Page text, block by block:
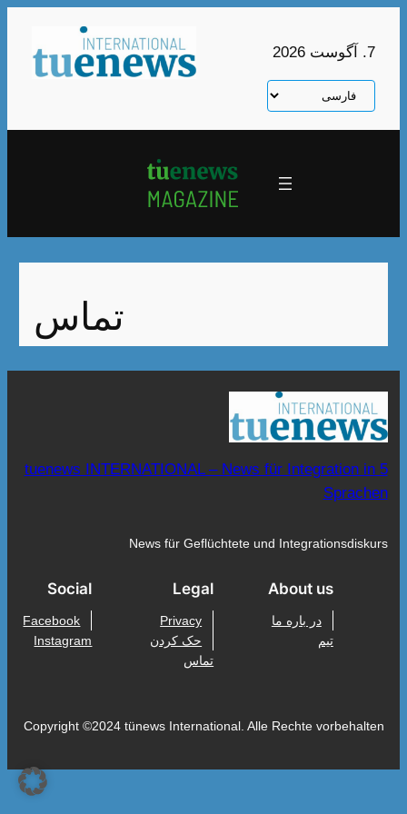
7. آگوست 2026
زبان
تماس
tuenews INTERNATIONAL – News für Integration in 5
Sprachen
News für Geflüchtete und Integrationsdiskurs
About us
در باره ما
تیم
Legal
Privacy
حک کردن
تماس
Social
Facebook
Instagram
Copyright ©2024 tünews International. Alle Rechte vorbehalten